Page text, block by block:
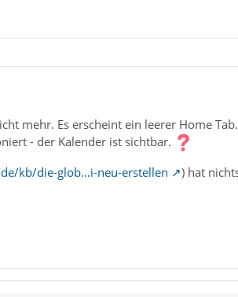
mehr. Es erscheint ein leerer Home
- der Kalender ist sichtbar.
kb/die-glob…i-neu-erstellen ) hat